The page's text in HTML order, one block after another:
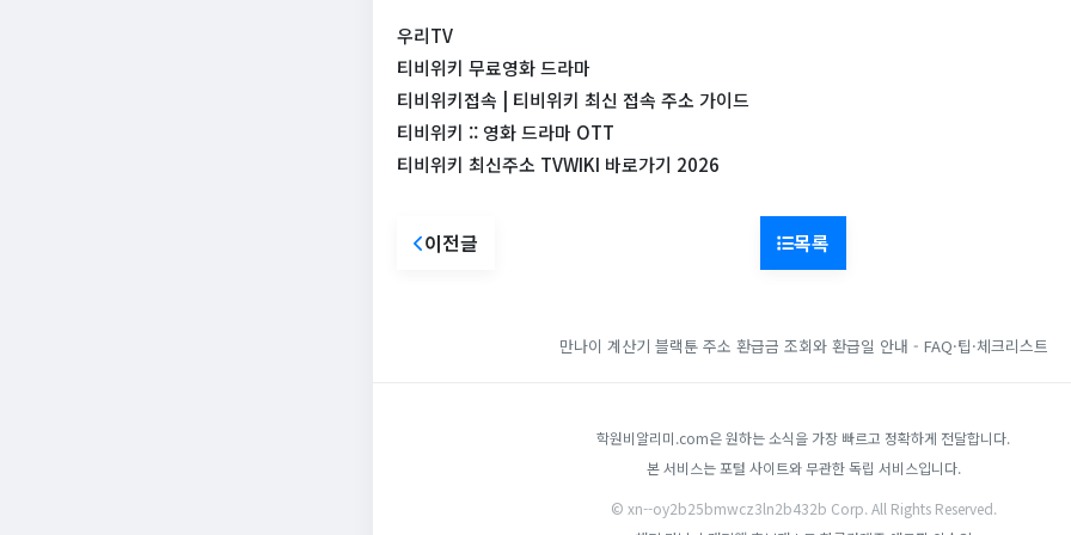
우리TV
티비위키 무료영화 드라마
티비위키접속 | 티비위키 최신 접속 주소 가이드
티비위키 :: 영화 드라마 OTT
티비위키 최신주소 TVWIKI 바로가기 2026
이전글 목록
만나이 계산기 블랙툰 주소 환급금 조회와 환급일 안내 - FAQ·팁·체크리스트
학원비알리미.com은 원하는 소식을 가장 빠르고 정확하게 전달합니다.
본 서비스는 포털 사이트와 무관한 독립 서비스입니다.
© xn--oy2b25bmwcz3ln2b432b Corp. All Rights Reserved.